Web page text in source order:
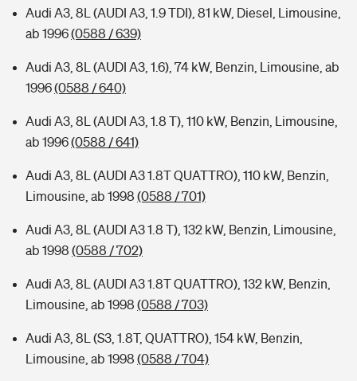
Tools
Kinderunfall-Check: Mehr Sicherheit für deine Kids
Sie haben Fragen?
Audi A3, 8L (AUDI A3, 1.9 TDI), 81 kW, Diesel, Limousine,
ab 1996(0588 / 639)
Audi A3, 8L (AUDI A3, 1.6), 74 kW, Benzin, Limousine, ab
1996(0588 / 640)
Audi A3, 8L (AUDI A3, 1.8 T), 110 kW, Benzin, Limousine,
ab 1996(0588 / 641)
Audi A3, 8L (AUDI A3 1.8T QUATTRO), 110 kW, Benzin,
Limousine, ab 1998 (0588 / 701)
Audi A3, 8L (AUDI A3 1.8 T), 132 kW, Benzin, Limousine,
ab 1998 (0588 / 702)
Audi A3, 8L (AUDI A3 1.8T QUATTRO), 132 kW, Benzin,
Limousine, ab 1998 (0588 / 703)
Audi A3, 8L (S3, 1.8T, QUATTRO), 154 kW, Benzin,
Limousine, ab 1998 (0588 / 704)